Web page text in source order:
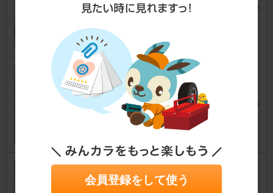
マイクラC+C [K12]
まい@C+Cさん
信玄 ウインカー ステルス ハロ
ゲンバルブ
マイクラC+C [K12]
たばこ70さん
セブンプレミアム ライフスタイ
ル LED懐中電灯
会員登録をして使う